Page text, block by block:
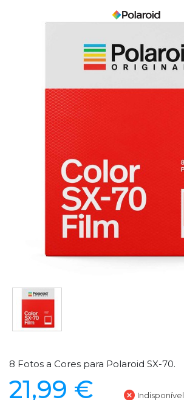
8 Fotos a Cores para Polaroid SX-70.
21,99 € Indisponível